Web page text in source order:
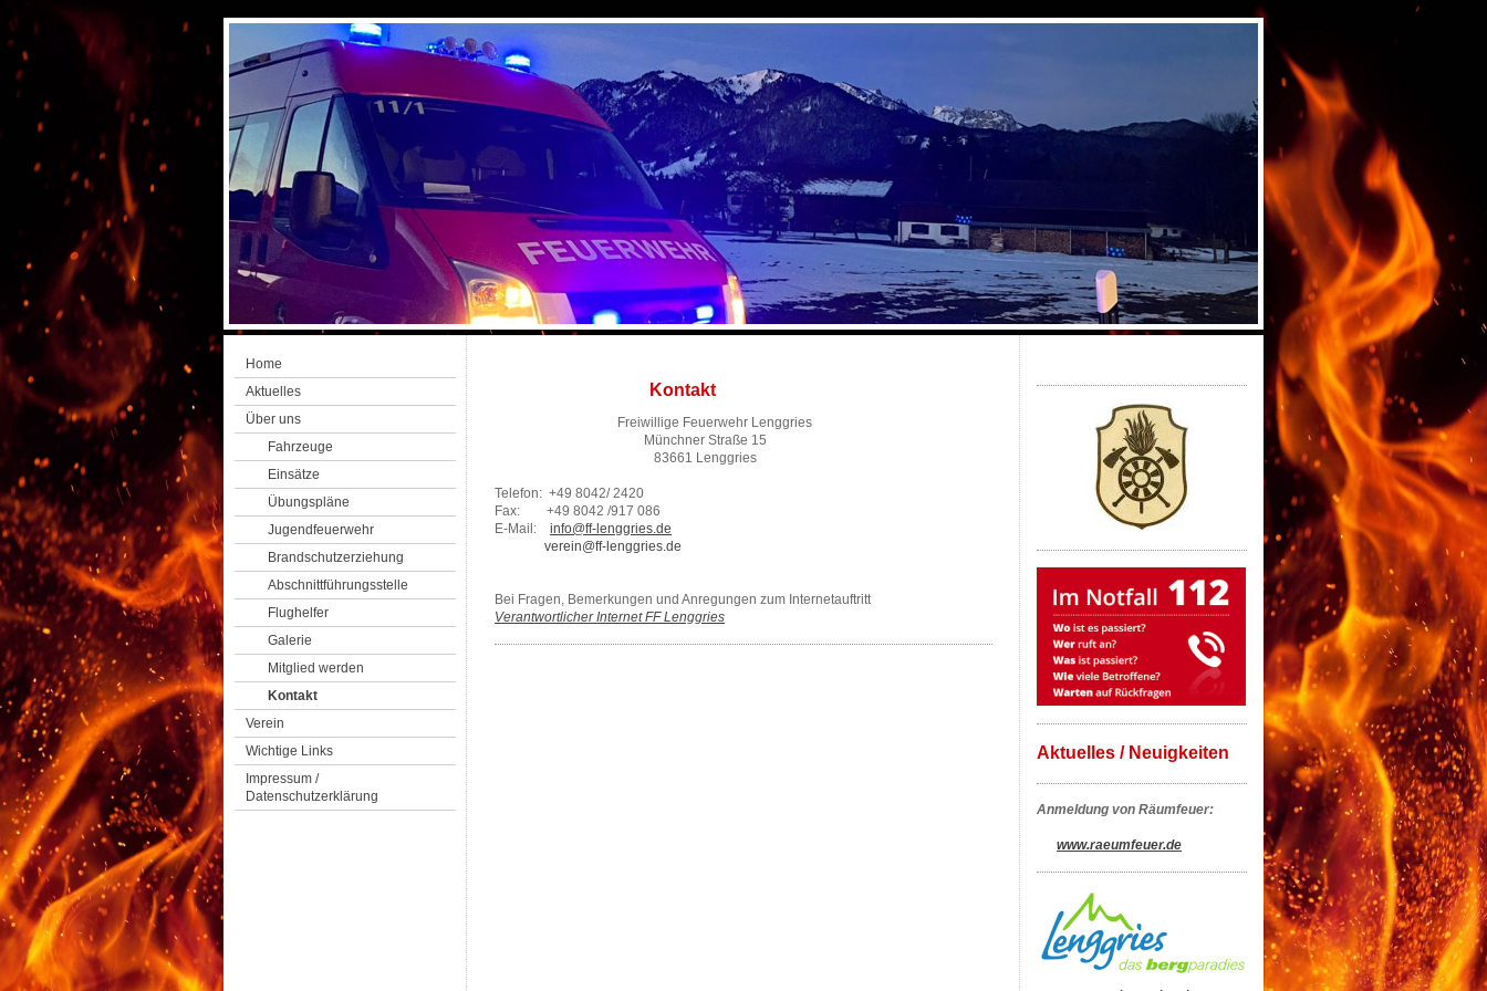
Home
Aktuelles
Über uns
Fahrzeuge
Einsätze
Übungspläne
Jugendfeuerwehr
Brandschutzerziehung
Abschnittführungsstelle
Flughelfer
Galerie
Mitglied werden
Kontakt
Verein
Wichtige Links
Impressum /
Datenschutzerklärung
Kontakt
Freiwillige Feuerwehr Lenggries
Münchner Straße 15
83661 Lenggries
Telefon: +49 8042/ 2420
Fax: +49 8042 /917 086
E-Mail: info@ff-lenggries.de
verein@ff-lenggries.de
Bei Fragen, Bemerkungen und Anregungen zum Internetauftritt
Verantwortlicher Internet FF Lenggries
Aktuelles / Neuigkeiten
Anmeldung von Räumfeuer:
www.raeumfeuer.de